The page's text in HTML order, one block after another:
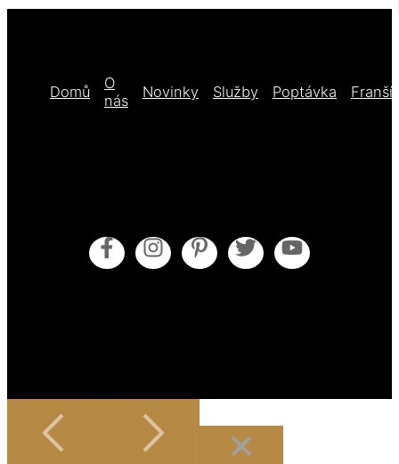
Domů
O
nás
Novinky Služby Poptávka